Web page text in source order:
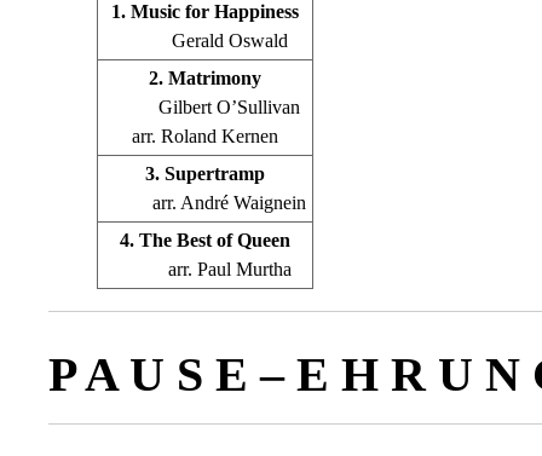
1. Music for Happiness
Gerald Oswald
2. Matrimony
Gilbert O’Sullivan
arr. Roland Kernen
3. Supertramp
arr. André Waignein
4. The Best of Queen
arr. Paul Murtha
P A U S E – E H R U N